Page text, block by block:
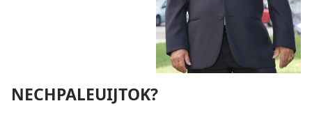
NECHPALEUIJTOK?